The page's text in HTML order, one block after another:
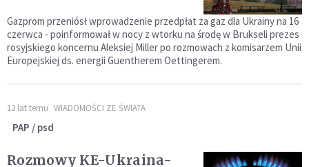
Gazprom przeniósł wprowadzenie przedpłat za gaz dla Ukrainy na 16
czerwca - poinformował w nocy z wtorku na środę w Brukseli prezes
rosyjskiego koncernu Aleksiej Miller po rozmowach z komisarzem Unii
Europejskiej ds. energii Guentherem Oettingerem.
12 lat temu WIADOMOŚCI ZE ŚWIATA
PAP / psd
Rozmowy KE-Ukraina-